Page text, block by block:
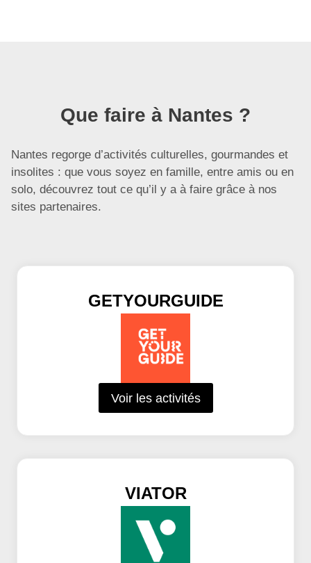
Que faire à Nantes ?
Nantes regorge d’activités culturelles, gourmandes et
insolites : que vous soyez en famille, entre amis ou en
solo, découvrez tout ce qu’il y a à faire grâce à nos
sites partenaires.
GETYOURGUIDE
Voir les activités
VIATOR